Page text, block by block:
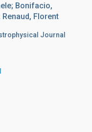
Bonifacio,
Florent
Journal